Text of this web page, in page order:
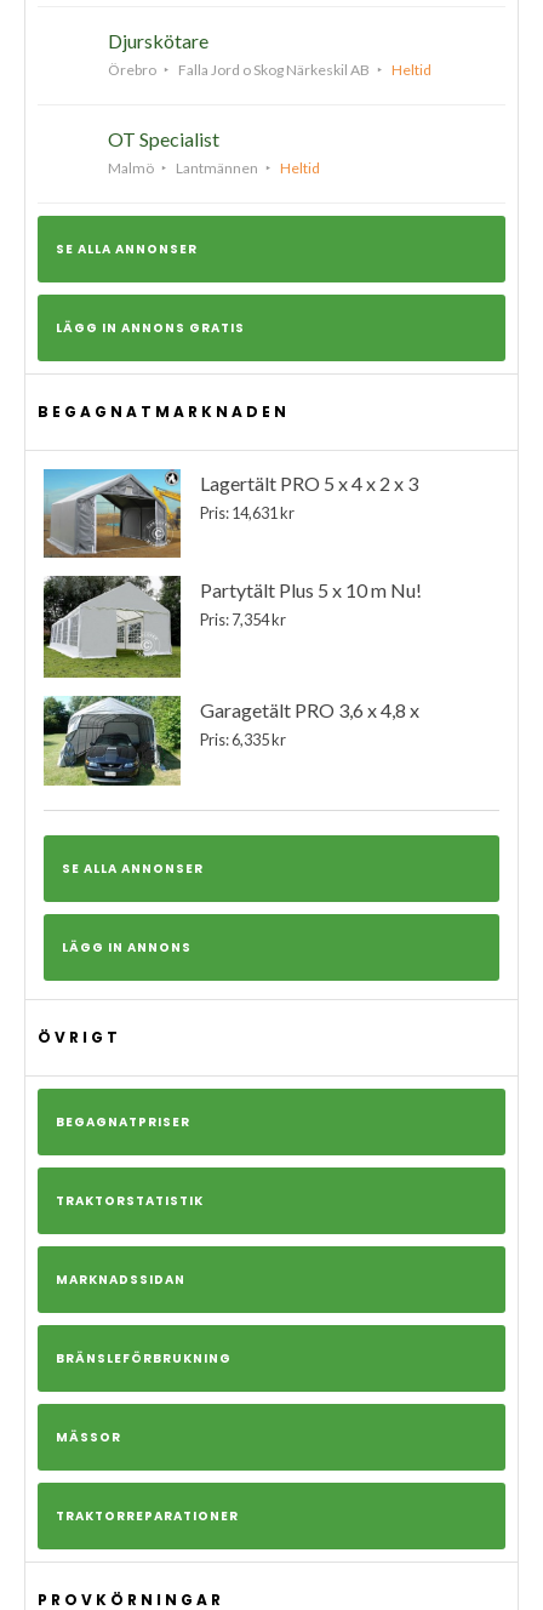
Djurskötare
Örebro Falla Jord o Skog Närkeskil AB Heltid
OT Specialist
Malmö Lantmännen Heltid
SE ALLA ANNONSER
LÄGG IN ANNONS GRATIS
BEGAGNATMARKNADEN
Lagertält PRO 5 x 4 x 2 x 3
Pris: 14,631 kr
Partytält Plus 5 x 10 m Nu!
Pris: 7,354 kr
Garagetält PRO 3,6 x 4,8 x
Pris: 6,335 kr
SE ALLA ANNONSER
LÄGG IN ANNONS
ÖVRIGT
BEGAGNATPRISER
TRAKTORSTATISTIK
MARKNADSSIDAN
BRÄNSLEFÖRBRUKNING
MÄSSOR
TRAKTORREPARATIONER
PROVKÖRNINGAR